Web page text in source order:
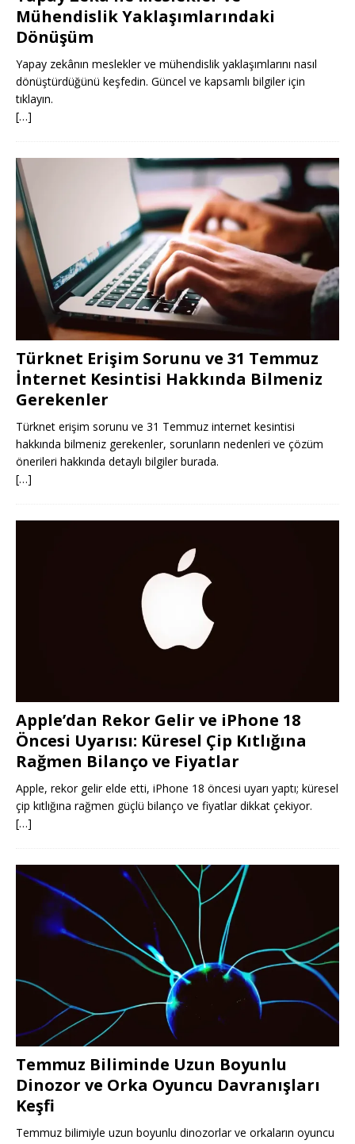
Mühendislik Yaklaşımlarındaki
Dönüşüm
Yapay zekânın meslekler ve mühendislik yaklaşımlarını nasıl
dönüştürdüğünü keşfedin. Güncel ve kapsamlı bilgiler için
tıklayın.
[…]
Türknet Erişim Sorunu ve 31 Temmuz
İnternet Kesintisi Hakkında Bilmeniz
Gerekenler
Türknet erişim sorunu ve 31 Temmuz internet kesintisi
hakkında bilmeniz gerekenler, sorunların nedenleri ve çözüm
önerileri hakkında detaylı bilgiler burada.
[…]
Apple’dan Rekor Gelir ve iPhone 18
Öncesi Uyarısı: Küresel Çip Kıtlığına
Rağmen Bilanço ve Fiyatlar
Apple, rekor gelir elde etti, iPhone 18 öncesi uyarı yaptı; küresel
çip kıtlığına rağmen güçlü bilanço ve fiyatlar dikkat çekiyor.
[…]
Temmuz Biliminde Uzun Boyunlu
Dinozor ve Orka Oyuncu Davranışları
Keşfi
Temmuz bilimiyle uzun boyunlu dinozorlar ve orkaların oyuncu